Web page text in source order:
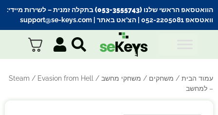
הוואטסאפ הראשי שלנו (053-3555743) בתקלה זמנית
– לשירות מיידי:
וואטסאפ 052-2205081
| הצ’אט באתר | support@se-keys.com
עמוד הבית / משחקים / משחקי מחשב /
Steam / Evasion from Hell
– למחשב